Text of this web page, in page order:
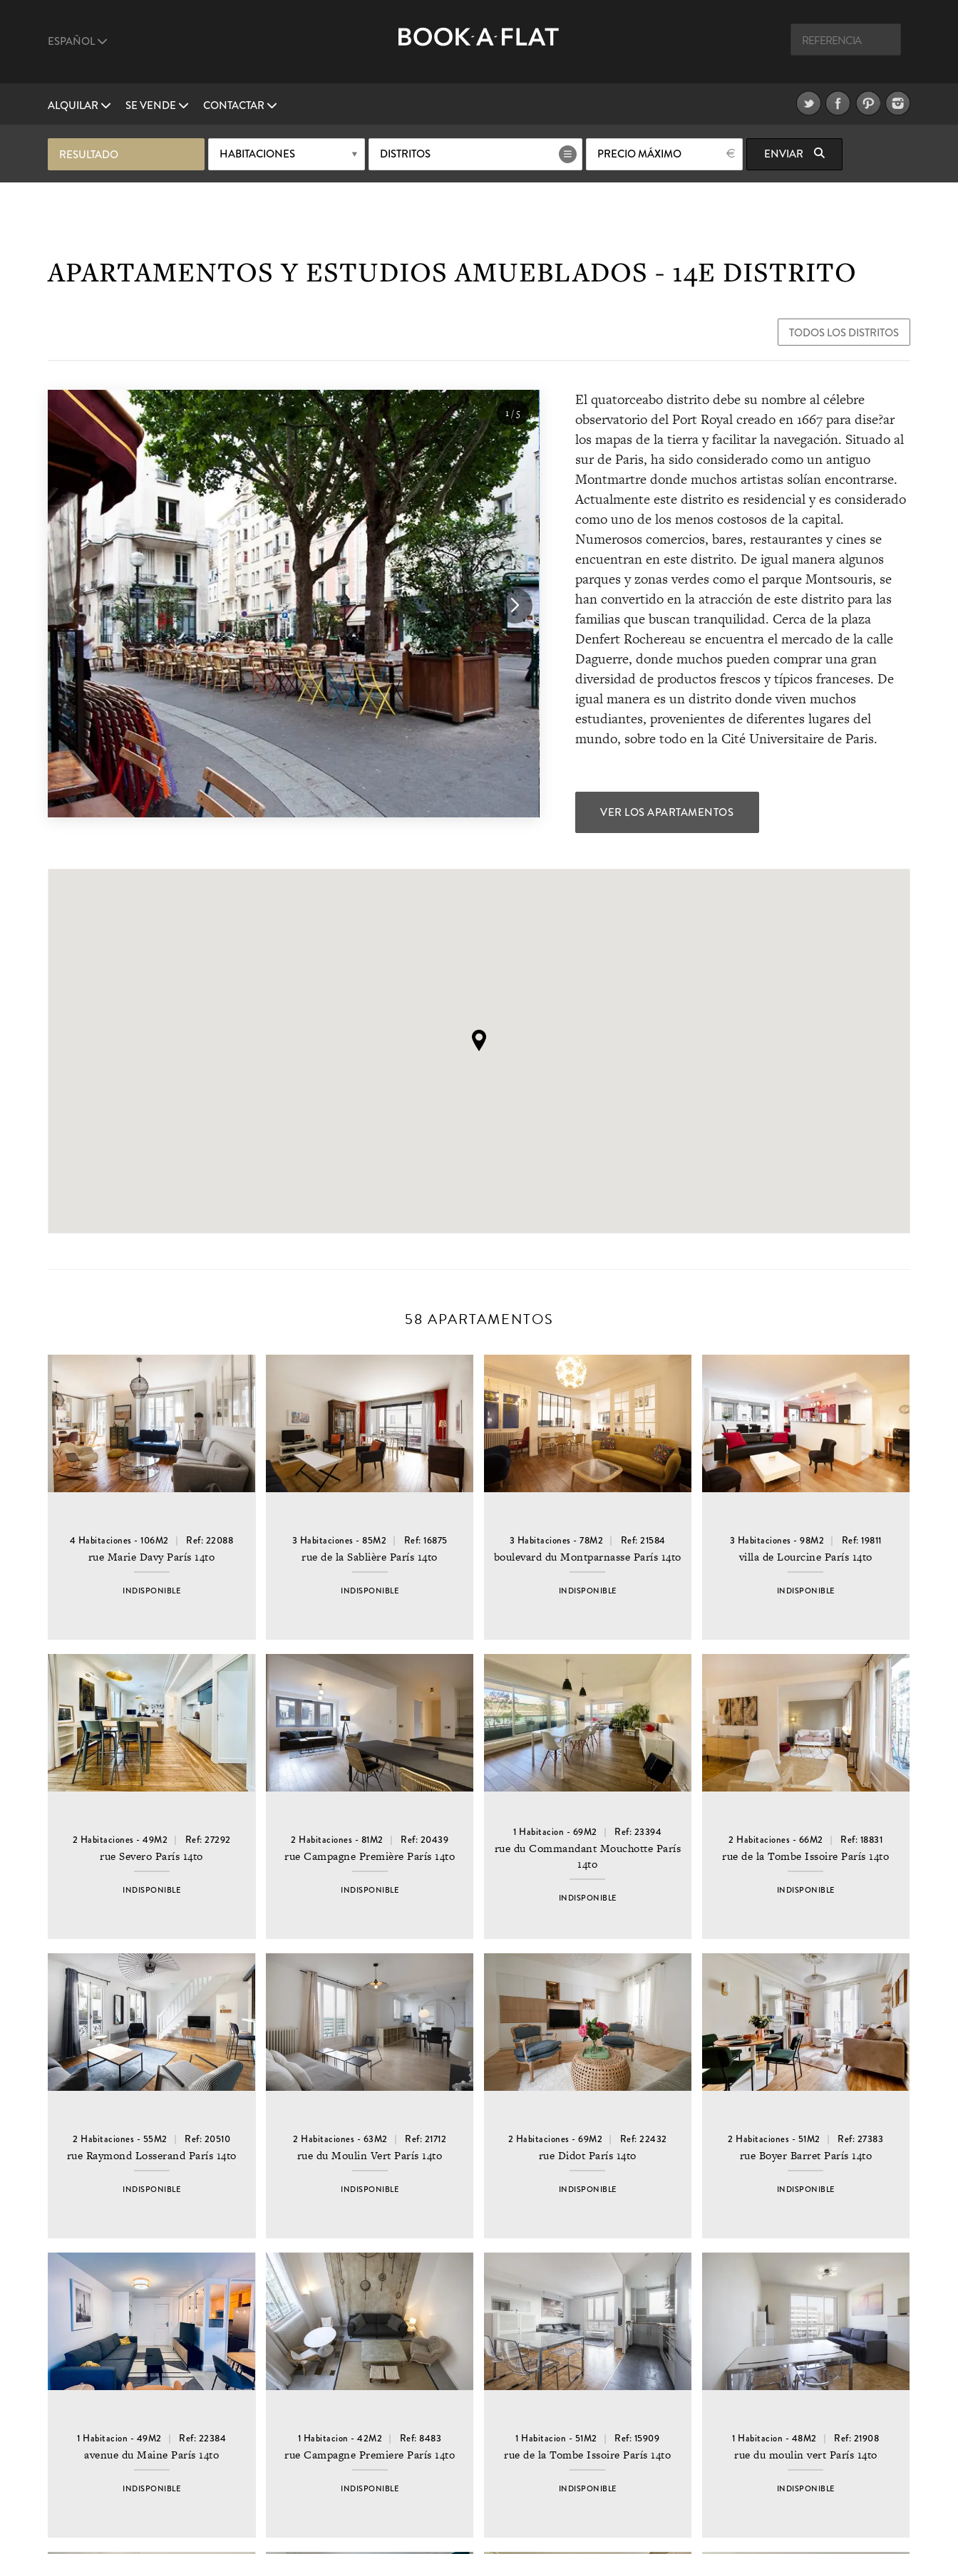
ESPAÑOL
ALQUILAR SE VENDE CONTACTAR
RESULTADO HABITACIONES DISTRITOS PRECIO MÁXIMO ENVIAR
APARTAMENTOS Y ESTUDIOS AMUEBLADOS - 14E DISTRITO
1/5
El quatorceabo distrito debe su nombre al célebre
observatorio del Port Royal creado en 1667 para dise?ar
los mapas de la tierra y facilitar la navegación. Situado al
sur de Paris, ha sido considerado como un antiguo
Montmartre donde muchos artistas solían encontrarse.
Actualmente este distrito es residencial y es considerado
como uno de los menos costosos de la capital.
Numerosos comercios, bares, restaurantes y cines se
encuentran en este distrito. De igual manera algunos
parques y zonas verdes como el parque Montsouris, se
han convertido en la atracción de este distrito para las
familias que buscan tranquilidad. Cerca de la plaza
Denfert Rochereau se encuentra el mercado de la calle
Daguerre, donde muchos pueden comprar una gran
diversidad de productos frescos y típicos franceses. De
igual manera es un distrito donde viven muchos
estudiantes, provenientes de diferentes lugares del
mundo, sobre todo en la Cité Universitaire de Paris.
VER LOS APARTAMENTOS
58 APARTAMENTOS
4 Habitaciones - 106M2 Ref: 22088
rue Marie Davy París 14to
INDISPONIBLE
3 Habitaciones - 85M2 Ref: 16875
rue de la Sablière París 14to
INDISPONIBLE
3 Habitaciones - 78M2 Ref: 21584
boulevard du Montparnasse París 14to
INDISPONIBLE
3 Habitaciones - 98M2 Ref: 19811
villa de Lourcine París 14to
INDISPONIBLE
2 Habitaciones - 49M2 Ref: 27292
rue Severo París 14to
INDISPONIBLE
2 Habitaciones - 81M2 Ref: 20439
rue Campagne Première París 14to
INDISPONIBLE
1 Habitacion - 69M2 Ref: 23394
rue du Commandant Mouchotte París
14to
INDISPONIBLE
2 Habitaciones - 66M2 Ref: 18831
rue de la Tombe Issoire París 14to
INDISPONIBLE
2 Habitaciones - 55M2 Ref: 20510
rue Raymond Losserand París 14to
INDISPONIBLE
2 Habitaciones - 63M2 Ref: 21712
rue du Moulin Vert París 14to
INDISPONIBLE
2 Habitaciones - 69M2 Ref: 22432
rue Didot París 14to
INDISPONIBLE
2 Habitaciones - 51M2 Ref: 27383
rue Boyer Barret París 14to
INDISPONIBLE
1 Habitacion - 49M2 Ref: 22384
avenue du Maine París 14to
INDISPONIBLE
1 Habitacion - 42M2 Ref: 8483
rue Campagne Premiere París 14to
INDISPONIBLE
1 Habitacion - 51M2 Ref: 15909
rue de la Tombe Issoire París 14to
INDISPONIBLE
1 Habitacion - 48M2 Ref: 21908
rue du moulin vert París 14to
INDISPONIBLE